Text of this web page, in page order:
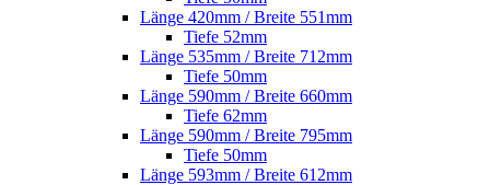
Länge 420mm / Breite 551mm
Tiefe 52mm
Länge 535mm / Breite 712mm
Tiefe 50mm
Länge 590mm / Breite 660mm
Tiefe 62mm
Länge 590mm / Breite 795mm
Tiefe 50mm
Länge 593mm / Breite 612mm